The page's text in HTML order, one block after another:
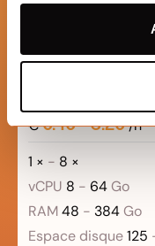
performances
€0.40-3.20/h
1 × - 8 ×
vCPU 8 - 64Go
RAM48 - 384Go
Espace disque125